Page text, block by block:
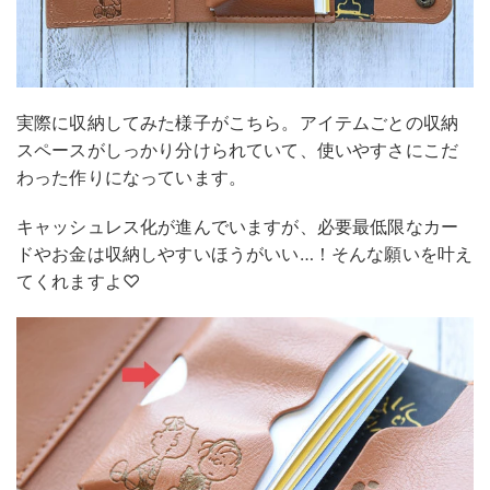
実際に収納してみた様子がこちら。アイテムごとの収納
スペースがしっかり分けられていて、使いやすさにこだ
わった作りになっています。
キャッシュレス化が進んでいますが、必要最低限なカー
ドやお金は収納しやすいほうがいい…！そんな願いを叶え
てくれますよ♡